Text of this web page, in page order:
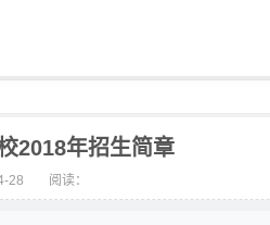
2018年招生简章
28 阅读：